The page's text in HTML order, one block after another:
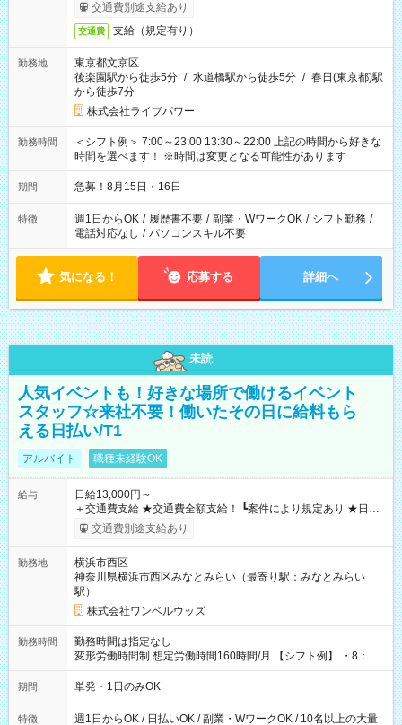
交通費別途支給あり
交通費 支給（規定有り）
勤務地
東京都文京区
後楽園駅から徒歩5分 / 水道橋駅から徒歩5分 / 春日(東京都)駅
から徒歩7分
株式会社ライブパワー
勤務時間
＜シフト例＞ 7:00～23:00 13:30～22:00 上記の時間から好きな
時間を選べます！ ※時間は変更となる可能性があります
期間 急募！8月15日・16日
特徴 週1日からOK / 履歴書不要 / 副業・WワークOK / シフト勤務 /
電話対応なし / パソコンスキル不要
気になる！ 応募する 詳細へ
未読
人気イベントも！好きな場所で働けるイベント
スタッフ☆来社不要！働いたその日に給料もら
える日払い/T1
アルバイト 職種未経験OK
給与
日給13,000円～
＋交通費支給 ★交通費全額支給！ ┗案件により規定あり ★日払
いOK！（規定あり） ┗働いたその日に現金GET♪ お仕事後はコ
ンビニATMから 日払い分を引き落とせます！ 【試用期間】試
交通費別途支給あり
勤務地
横浜市西区
神奈川県横浜市西区みなとみらい（最寄り駅：みなとみらい
駅）
株式会社ワンベルウッズ
勤務時間
勤務時間は指定なし
変形労働時間制 想定労働時間160時間/月 【シフト例】 ・8：00
～21：00
期間 単発・1日のみOK
特徴
週1日からOK / 日払いOK / 副業・WワークOK / 10名以上の大量